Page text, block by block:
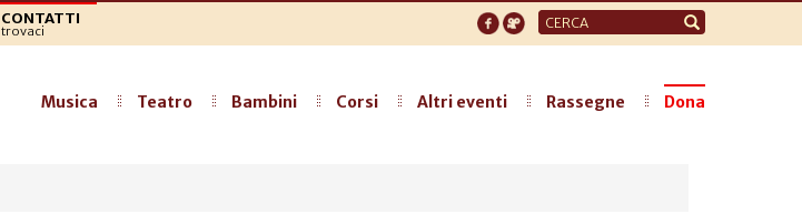
CONTATTI
trovaci
Form
di
Musica Teatro Bambini Corsi Altri eventi Rassegne Dona